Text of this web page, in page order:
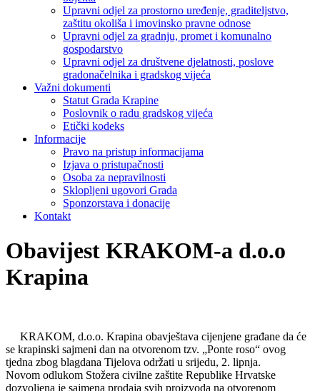
Upravni odjel za prostorno uređenje, graditeljstvo,
zaštitu okoliša i imovinsko pravne odnose
Upravni odjel za gradnju, promet i komunalno
gospodarstvo
Upravni odjel za društvene djelatnosti, poslove
gradonačelnika i gradskog vijeća
Važni dokumenti
Statut Grada Krapine
Poslovnik o radu gradskog vijeća
Etički kodeks
Informacije
Pravo na pristup informacijama
Izjava o pristupačnosti
Osoba za nepravilnosti
Sklopljeni ugovori Grada
Sponzorstava i donacije
Kontakt
Obavijest KRAKOM-a d.o.o
Krapina
KRAKOM, d.o.o. Krapina obavještava cijenjene građane da će
se krapinski sajmeni dan na otvorenom tzv. „Ponte roso“ ovog
tjedna zbog blagdana Tijelova održati u srijedu, 2. lipnja.
Novom odlukom Stožera civilne zaštite Republike Hrvatske
dozvoljena je sajmena prodaja svih proizvoda na otvorenom